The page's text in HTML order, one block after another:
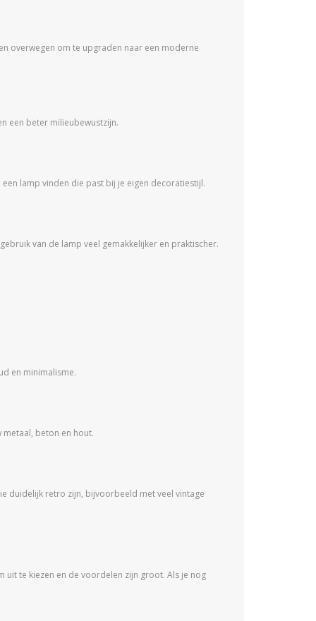
overwegen om te upgraden naar een moderne
een beter milieubewustzijn.
lamp vinden die past bij je eigen decoratiestijl.
van de lamp veel gemakkelijker en praktischer.
en minimalisme.
beton en hout.
duidelijk retro zijn, bijvoorbeeld met veel vintage
uit te kiezen en de voordelen zijn groot. Als je nog